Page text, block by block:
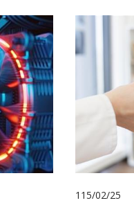
115/02/25